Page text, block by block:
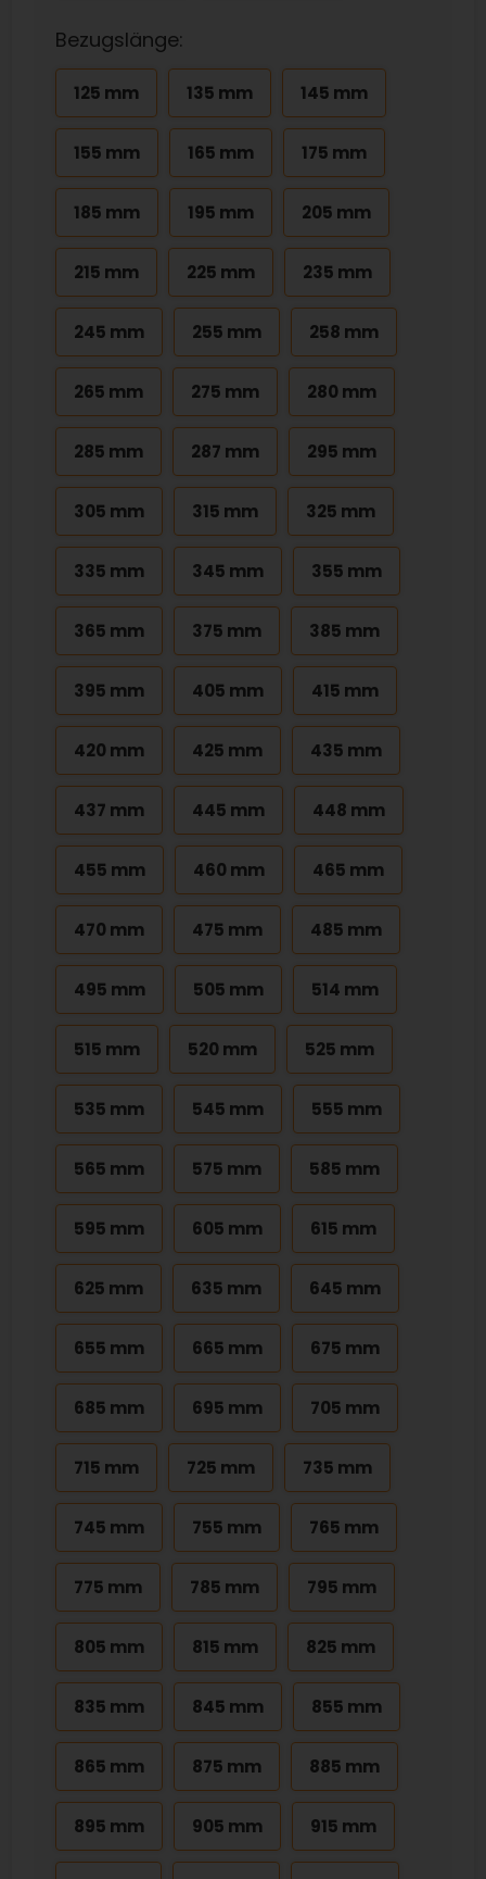
Bezugslänge:
125 mm 135 mm 145 mm
155 mm 165 mm 175 mm
185 mm 195 mm 205 mm
215 mm 225 mm 235 mm
245 mm 255 mm 258 mm
265 mm 275 mm 280 mm
285 mm 287 mm 295 mm
305 mm 315 mm 325 mm
335 mm 345 mm 355 mm
365 mm 375 mm 385 mm
395 mm 405 mm 415 mm
420 mm 425 mm 435 mm
437 mm 445 mm 448 mm
455 mm 460 mm 465 mm
470 mm 475 mm 485 mm
495 mm 505 mm 514 mm
515 mm 520 mm 525 mm
535 mm 545 mm 555 mm
565 mm 575 mm 585 mm
595 mm 605 mm 615 mm
625 mm 635 mm 645 mm
655 mm 665 mm 675 mm
685 mm 695 mm 705 mm
715 mm 725 mm 735 mm
745 mm 755 mm 765 mm
775 mm 785 mm 795 mm
805 mm 815 mm 825 mm
835 mm 845 mm 855 mm
865 mm 875 mm 885 mm
895 mm 905 mm 915 mm